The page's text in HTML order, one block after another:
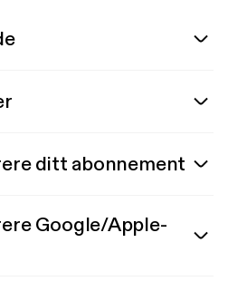
ditt abonnement
Google/Apple-